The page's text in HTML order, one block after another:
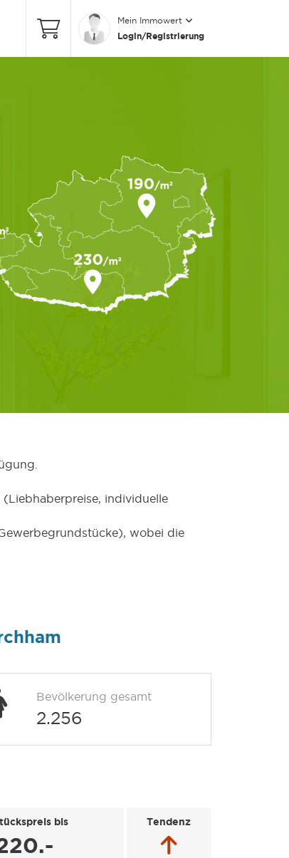
Mein Immowert
Login/Registrierung
individuelle
wobei die
Bevölkerung gesamt
2.256
bis Tendenz